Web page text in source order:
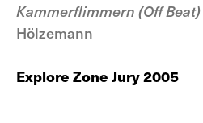
Kammerflimmern (Off Beat)
Hölzemann
Explore Zone Jury 2005